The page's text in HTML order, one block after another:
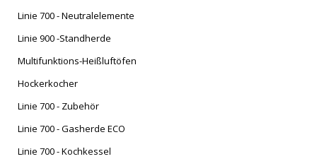
Linie 700 - Neutralelemente
Linie 900 -Standherde
Multifunktions-Heißluftöfen
Hockerkocher
Linie 700 - Zubehör
Linie 700 - Gasherde ECO
Linie 700 - Kochkessel